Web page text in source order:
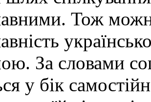
Тож
За словами
у бік